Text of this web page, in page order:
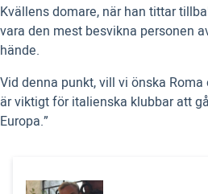
Kvällens domare, när han tittar
vara den mest besvikna personen
hände.
Vid denna punkt, vill vi önska
är viktigt för italienska klubbar att
Europa.”